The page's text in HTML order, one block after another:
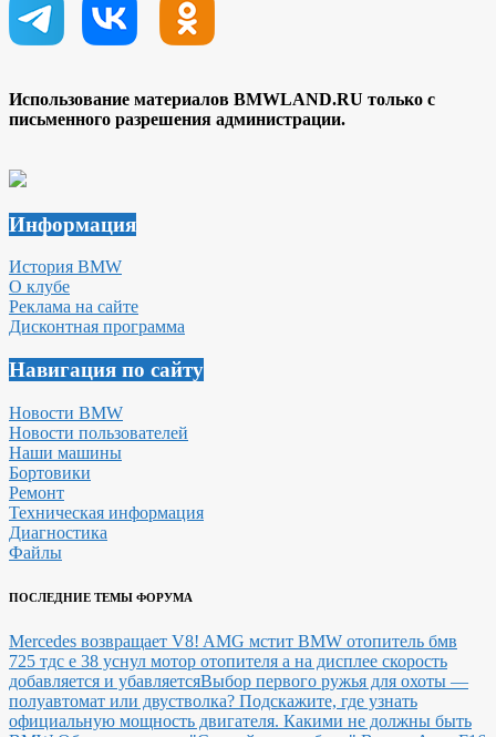
Использование материалов BMWLAND.RU только с
письменного разрешения администрации.
Информация
История BMW
О клубе
Реклама на сайте
Дисконтная программа
Навигация по сайту
Новости BMW
Новости пользователей
Наши машины
Бортовики
Ремонт
Техническая информация
Диагностика
Файлы
ПОСЛЕДНИЕ ТЕМЫ ФОРУМА
Mercedes возвращает V8! AMG мстит BMW отопитель бмв
725 тдс е 38 уснул мотор отопителя а на дисплее скорость
добавляется и убавляетсяВыбор первого ружья для охоты —
полуавтомат или двустволка? Подскажите, где узнать
официальную мощность двигателя. Какими не должны быть